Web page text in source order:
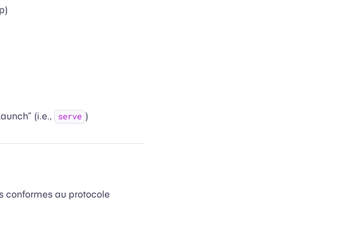
(i.e., serve )
conformes au protocole